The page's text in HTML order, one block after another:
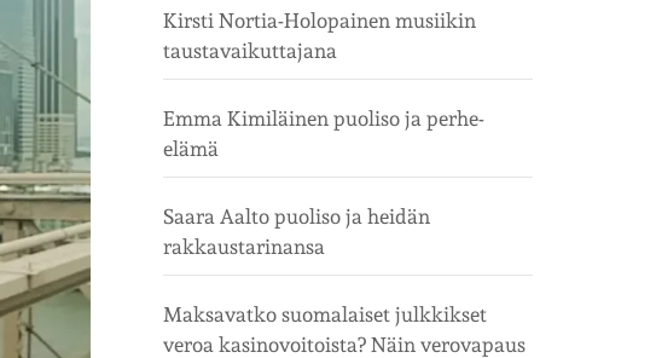
Kirsti Nortia-Holopainen musiikin
taustavaikuttajana
Emma Kimiläinen puoliso ja perhe-
elämä
Saara Aalto puoliso ja heidän
rakkaustarinansa
Maksavatko suomalaiset julkkikset
veroa kasinovoitoista? Näin verovapaus